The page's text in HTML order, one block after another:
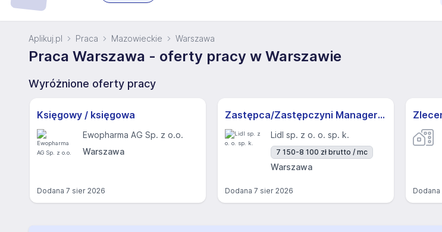
Aplikuj.pl Praca Mazowieckie Warszawa
Praca Warszawa - oferty pracy w Warszawie
Wyróżnione oferty pracy
Księgowy / księgowa
Ewopharma AG Sp. z o.o.
Warszawa
Dodana 7 sier 2026
Zastępca/Zastępczyni Managera/Managerki Sklepu- Warszawa, Sklep w budowie Zaułek 1
Lidl sp. z o. o. sp. k.
7 150-8 100 zł brutto / mc
Warszawa
Dodana 7 sier 2026 Dodana